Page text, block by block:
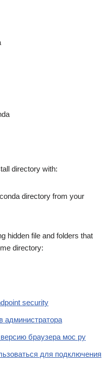
directory with:
directory from your
hidden file and folders that
directory:
security
администратора
браузера мос ру
для подключения